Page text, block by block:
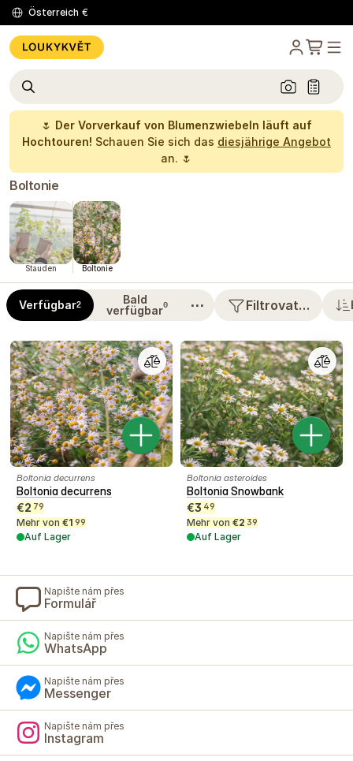
Österreich €
🌷 Der Vorverkauf von Blumenzwiebeln läuft auf
Hochtouren! Schauen Sie sich das diesjährige Angebot
an. 🌷
Boltonie
Stauden Boltonie
Verfügbar2
Bald
verfügbar0 ⋯ Filtrovat…
Boltonia decurrens
Boltonia decurrens
€2 79
Mehr von €1 99
Auf Lager
Boltonia asteroides
Boltonia Snowbank
€3 49
Mehr von €2 39
Auf Lager
Napište nám přes
Formulář
Napište nám přes
WhatsApp
Napište nám přes
Messenger
Napište nám přes
Instagram